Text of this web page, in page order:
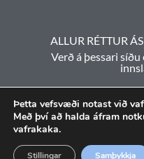
ALLUR RÉTTUR
Verð á þessari
Þetta vefsvæði notast við
Með því að halda áfram
vafrakaka.
Samþykkja
Stillingar